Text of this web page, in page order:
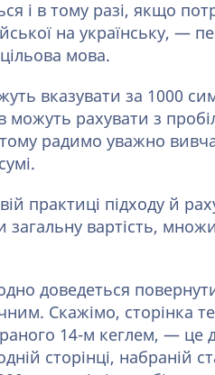
і в тому разі, якщо
на українську, —
мова.
вказувати за 1000
можуть рахувати з
радимо уважно
практиці підходу й
загальну вартість,
доведеться
Скажімо, сторінка
14-м кеглем, — це
сторінці, набраній